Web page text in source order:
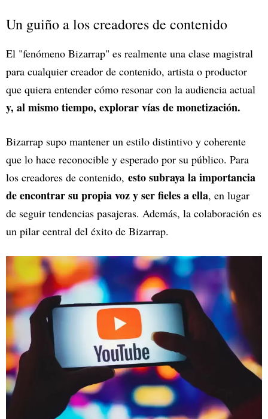
Un guiño a los creadores de contenido
El "fenómeno Bizarrap" es realmente una clase magistral
para cualquier creador de contenido, artista o productor
que quiera entender cómo resonar con la audiencia actual
y, al mismo tiempo, explorar vías de monetización.
Bizarrap supo mantener un estilo distintivo y coherente
que lo hace reconocible y esperado por su público. Para
los creadores de contenido, esto subraya la importancia
de encontrar su propia voz y ser fieles a ella, en lugar
de seguir tendencias pasajeras. Además, la colaboración es
un pilar central del éxito de Bizarrap.